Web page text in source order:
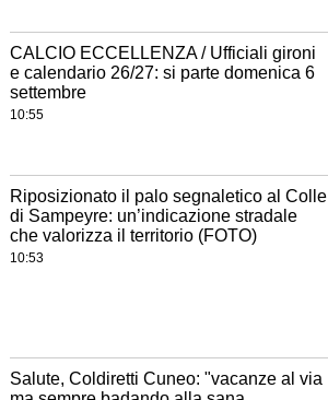
CALCIO ECCELLENZA / Ufficiali gironi
e calendario 26/27: si parte domenica 6
settembre
10:55
Riposizionato il palo segnaletico al Colle
di Sampeyre: un’indicazione stradale
che valorizza il territorio (FOTO)
10:53
Salute, Coldiretti Cuneo: "vacanze al via